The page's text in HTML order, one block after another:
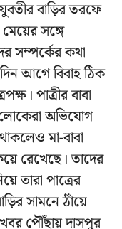
বাড়ির তরফে
সঙ্গে
সম্পর্কের কথা
আগে বিবাহ ঠিক
পাত্রীর বাবা
লোকেরা অভিযোগ
মা-বাবা
রেখেছে। তাদের
তারা পাত্রের
সামনে ঠাঁয়ে
পৌঁছায় দাসপুর